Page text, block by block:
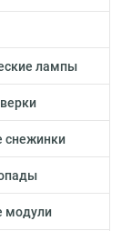
лампы
снежинки
модули